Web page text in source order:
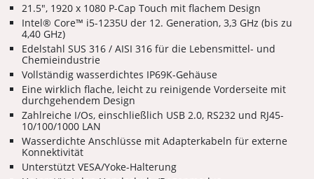
21.5", 1920 x 1080 P-Cap Touch mit flachem Design
Intel® Core™ i5-1235U der 12. Generation, 3,3 GHz (bis zu
4,40 GHz)
Edelstahl SUS 316 / AISI 316 für die Lebensmittel- und
Chemieindustrie
Vollständig wasserdichtes IP69K-Gehäuse
Eine wirklich flache, leicht zu reinigende Vorderseite mit
durchgehendem Design
Zahlreiche I/Os, einschließlich USB 2.0, RS232 und RJ45-
10/100/1000 LAN
Wasserdichte Anschlüsse mit Adapterkabeln für externe
Konnektivität
Unterstützt VESA/Yoke-Halterung